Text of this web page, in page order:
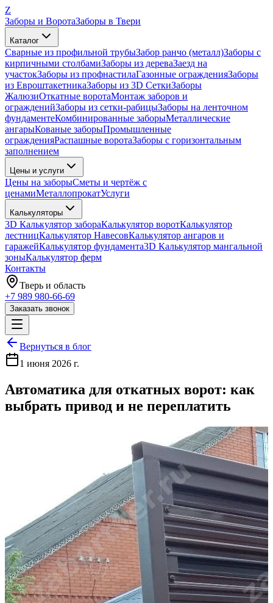
Z
Заборы и ВоротаЗаборы в Твери
Каталог
Сварные из профильной трубыЗабор ранчо (металл)Заборы с
кирпичными столбамиЗаборы из дереваЗаезд на
участокЗаборы из профнастилаГазонные огражденияЗаборы
из ЕвроштакетникаЗаборы из 3D СеткиЗаборы
ЖалюзиОткатные воротаМонтаж заборов и
огражденийЗаборы из сетки-рабицыЗаборы на ленточном
фундаментеКомбинированные заборыМеталлические
ангарыКованые заборыПромышленные
огражденияРаспашные воротаЗаборы с горизонтальным
заполнением
Цены и услуги
Цены на заборыСметы и чертёж с
ценамиМеталлопрокатУслуги
Калькуляторы
3D Калькулятор забораКалькулятор воротКалькулятор
лестницКалькулятор НавесовКалькулятор ангаров и
гаражейКалькулятор фундамента3D Калькулятор мангальной
зоныКалькулятор ферм
Контакты
Тверь и область
+7 989 980-66-69
Заказать звонок
Вернуться в блог
1 июня 2026 г.
Автоматика для откатных ворот: как
выбрать привод и не переплатить